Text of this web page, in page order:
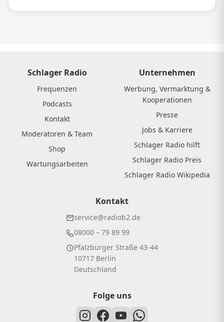
Schlager Radio
Frequenzen
Podcasts
Kontakt
Moderatoren & Team
Shop
Wartungsarbeiten
Unternehmen
Werbung, Vermarktung &
Kooperationen
Presse
Jobs & Karriere
Schlager Radio hilft
Schlager Radio Preis
Schlager Radio Wikipedia
Kontakt
service@radiob2.de
08000 – 79 89 99
Pfalzburger Straße 43-44
10717 Berlin
Deutschland
Folge uns